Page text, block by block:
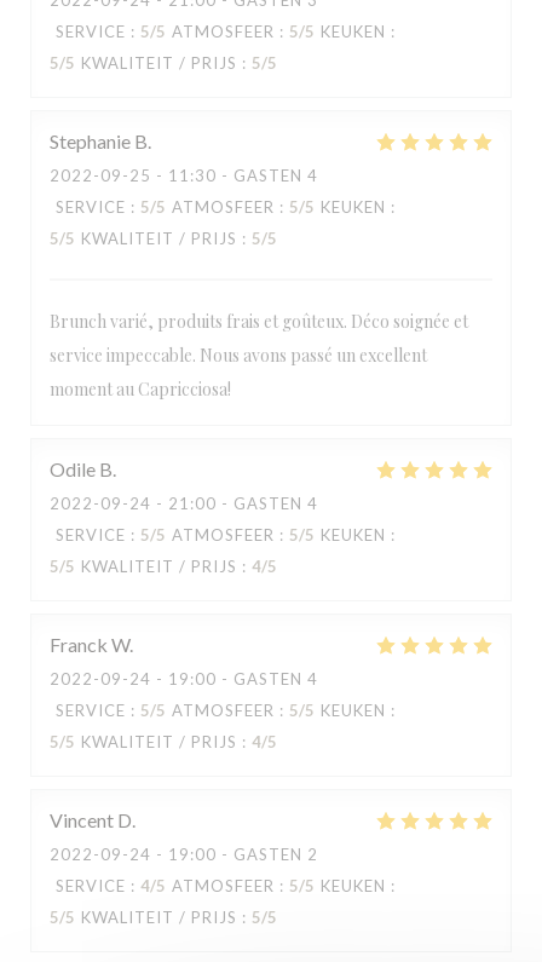
SERVICE : 5/5 ATMOSFEER : 5/5 KEUKEN :
5/5 KWALITEIT / PRIJS : 5/5
Stephanie B
2022-09-25 - 11:30 - GASTEN 4
SERVICE : 5/5 ATMOSFEER : 5/5 KEUKEN :
5/5 KWALITEIT / PRIJS : 5/5
Brunch varié, produits frais et goûteux. Déco soignée et
service impeccable. Nous avons passé un excellent
moment au Capricciosa!
Odile B
2022-09-24 - 21:00 - GASTEN 4
SERVICE : 5/5 ATMOSFEER : 5/5 KEUKEN :
5/5 KWALITEIT / PRIJS : 4/5
Franck W
2022-09-24 - 19:00 - GASTEN 4
SERVICE : 5/5 ATMOSFEER : 5/5 KEUKEN :
5/5 KWALITEIT / PRIJS : 4/5
Vincent D
2022-09-24 - 19:00 - GASTEN 2
SERVICE : 4/5 ATMOSFEER : 5/5 KEUKEN :
5/5 KWALITEIT / PRIJS : 5/5